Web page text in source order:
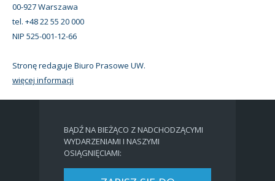
00-927 Warszawa
tel. +48 22 55 20 000
NIP 525-001-12-66
Stronę redaguje Biuro Prasowe UW.
więcej informacji
BĄDŹ NA BIEŻĄCO Z NADCHODZĄCYMI
WYDARZENIAMI I NASZYMI
OSIĄGNIĘCIAMI: